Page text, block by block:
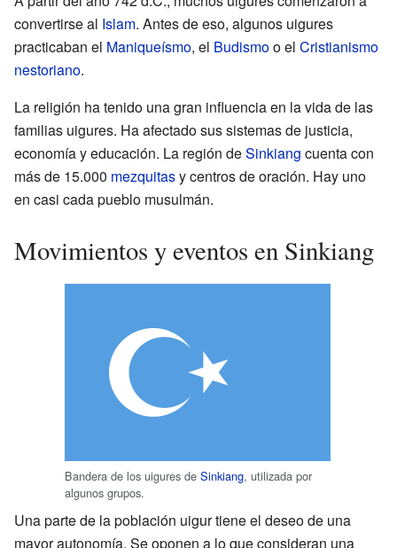
convertirse al Islam. Antes de eso, algunos uigures
practicaban el Maniqueísmo, el Budismoo el Cristianismo
nestoriano.
La religión ha tenido una gran influencia en la vida de las
familias uigures. Ha afectado sus sistemas de justicia,
economía y educación. La región deSinkiang cuenta con
más de 15.000 mezquitasy centros de oración. Hay uno
en casi cada pueblo musulmán.
Movimientos y eventos en Sinkiang
Bandera de los uigures de Sinkiang, utilizada por
algunos grupos.
Una parte de la población uigur tiene el deseo de una
mayor autonomía. Se oponen a lo que consideran una